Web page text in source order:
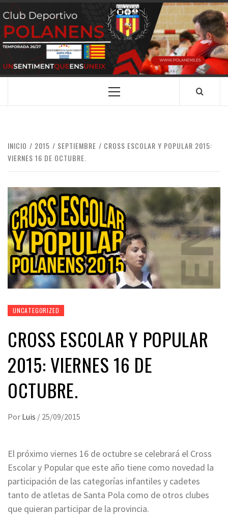
Saltar
al
contenido
CLUB
DEPORTIVO
POLANENS
SANTA POLA
Menú
INICIO 2015 SEPTIEMBRE
CROSS ESCOLAR Y POPULAR 2015:
VIERNES 16 DE OCTUBRE.
UNCATEGORIZED
CROSS ESCOLAR Y POPULAR
2015: VIERNES 16 DE
OCTUBRE.
Por Luis / 25/09/2015
El próximo viernes 16 de octubre se celebrará el Cross
Escolar y Popular que este año tiene como novedad la
participación de las categorías infantiles y cadetes
tanto de atletas de Santa Pola como de otros clubes
que quieran participar de la provincia.